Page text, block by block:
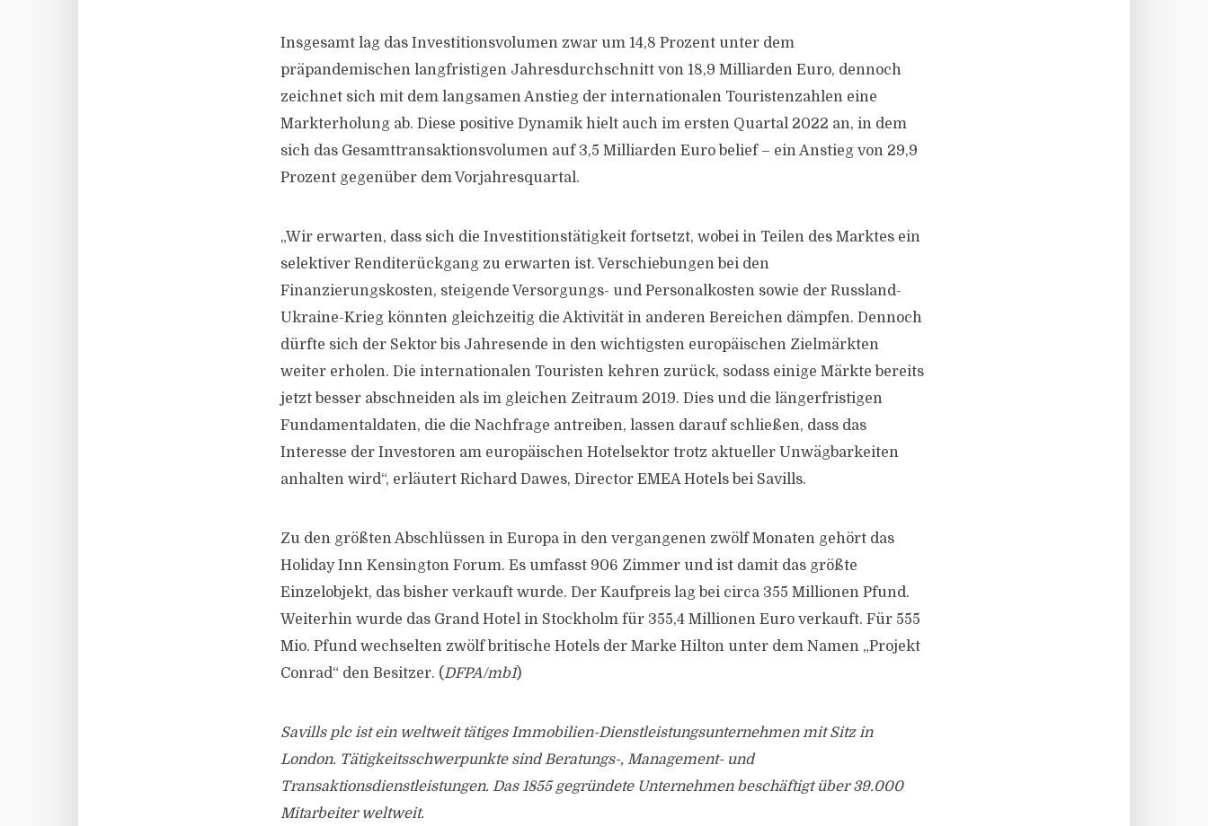
Insgesamt lag das Investitionsvolumen zwar um 14,8 Prozent unter dem
präpandemischen langfristigen Jahresdurchschnitt von 18,9 Milliarden Euro, dennoch
zeichnet sich mit dem langsamen Anstieg der internationalen Touristenzahlen eine
Markterholung ab. Diese positive Dynamik hielt auch im ersten Quartal 2022 an, in dem
sich das Gesamttransaktionsvolumen auf 3,5 Milliarden Euro belief – ein Anstieg von 29,9
Prozent gegenüber dem Vorjahresquartal.
„Wir erwarten, dass sich die Investitionstätigkeit fortsetzt, wobei in Teilen des Marktes ein
selektiver Renditerückgang zu erwarten ist. Verschiebungen bei den
Finanzierungskosten, steigende Versorgungs- und Personalkosten sowie der Russland-
Ukraine-Krieg könnten gleichzeitig die Aktivität in anderen Bereichen dämpfen. Dennoch
dürfte sich der Sektor bis Jahresende in den wichtigsten europäischen Zielmärkten
weiter erholen. Die internationalen Touristen kehren zurück, sodass einige Märkte bereits
jetzt besser abschneiden als im gleichen Zeitraum 2019. Dies und die längerfristigen
Fundamentaldaten, die die Nachfrage antreiben, lassen darauf schließen, dass das
Interesse der Investoren am europäischen Hotelsektor trotz aktueller Unwägbarkeiten
anhalten wird“, erläutert Richard Dawes, Director EMEA Hotels bei Savills.
Zu den größten Abschlüssen in Europa in den vergangenen zwölf Monaten gehört das
Holiday Inn Kensington Forum. Es umfasst 906 Zimmer und ist damit das größte
Einzelobjekt, das bisher verkauft wurde. Der Kaufpreis lag bei circa 355 Millionen Pfund.
Weiterhin wurde das Grand Hotel in Stockholm für 355,4 Millionen Euro verkauft. Für 555
Mio. Pfund wechselten zwölf britische Hotels der Marke Hilton unter dem Namen „Projekt
Conrad“ den Besitzer. (DFPA/mb1)
Savills plc ist ein weltweit tätiges Immobilien-Dienstleistungsunternehmen mit Sitz in
London. Tätigkeitsschwerpunkte sind Beratungs-, Management- und
Transaktionsdienstleistungen. Das 1855 gegründete Unternehmen beschäftigt über 39.000
Mitarbeiter weltweit.